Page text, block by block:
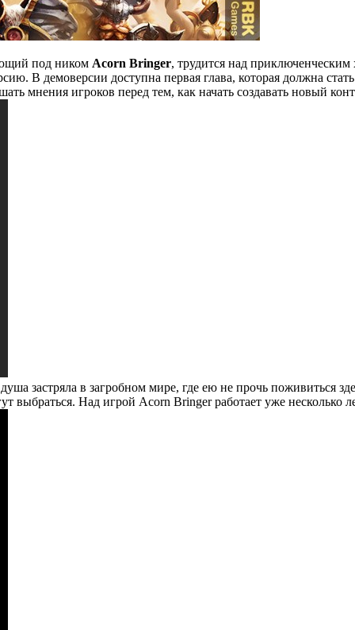
под ником Acorn Bringer, трудится над
В демоверсии доступна первая глава, которая должна
мнения игроков перед тем, как начать создавать новый
застряла в загробном мире, где ею не прочь поживиться
Над игрой Acorn Bringer работает уже несколько